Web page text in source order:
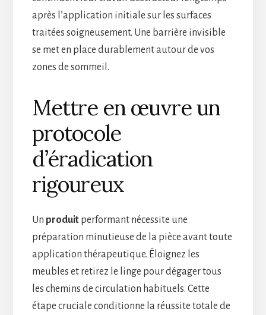
après l’application initiale sur les surfaces
traitées soigneusement. Une barrière invisible
se met en place durablement autour de vos
zones de sommeil.
Mettre en œuvre un
protocole
d’éradication
rigoureux
Un produitperformant nécessite une
préparation minutieuse de la pièce avant toute
application thérapeutique. Éloignez les
meubles et retirez le linge pour dégager tous
les chemins de circulation habituels. Cette
étape cruciale conditionne la réussite totale de